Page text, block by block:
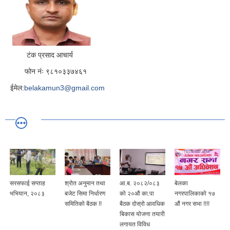
टंक प्रसाद आचार्य
फोन नंः ९८१०३३७४६१
ईमेल:belakamun3@gmail.com
सरसफाई सप्ताह
भभियान, २०८३
श्रोत अनुमान तथा
बजेट सिमा निर्धारण
समितिको बैठक !!
आ.ब. २०८२/०८३
को २०औ का.पा
बैठक दोस्रो आवधिक
बिकास योजना तयारी
लगायत विविध
बेलका
नगरपालिकाको १७
औं नगर सभा !!!!